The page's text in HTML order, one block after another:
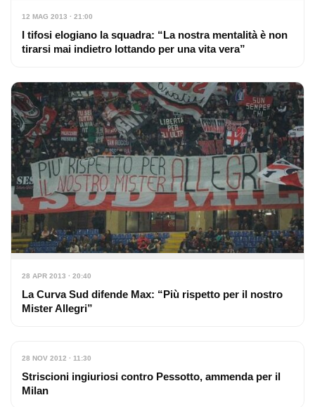
12 MAG 2013 · 21:00
I tifosi elogiano la squadra: “La nostra mentalità è non
tirarsi mai indietro lottando per una vita vera”
28 APR 2013 · 20:40
La Curva Sud difende Max: “Più rispetto per il nostro
Mister Allegri”
28 NOV 2012 · 11:30
Striscioni ingiuriosi contro Pessotto, ammenda per il
Milan